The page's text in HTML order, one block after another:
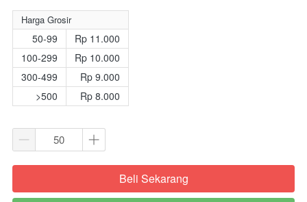
Harga Grosir
50-99
100-299
300-499
>500
Rp 11.000
Rp 10.000
Rp 9.000
Rp 8.000
`Beli Sekarang